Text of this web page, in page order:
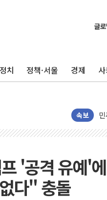
정치 정책·서울 경제
속보
'공격 유예'
다" 충돌